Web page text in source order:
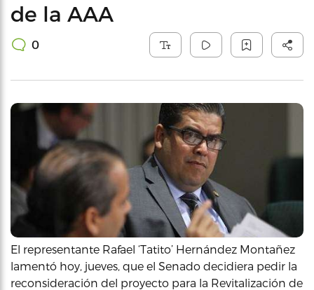
de la AAA
0
El representante Rafael ‘Tatito’ Hernández Montañez
lamentó hoy, jueves, que el Senado decidiera pedir la
reconsideración del proyecto para la Revitalización de